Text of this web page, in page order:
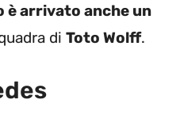
è arrivato anche un
di Toto Wolff.